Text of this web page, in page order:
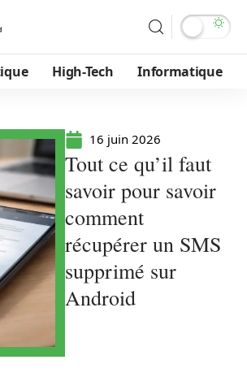
High-Tech Informatique
16 juin 2026
Tout ce qu’il faut
savoir pour savoir
comment
récupérer un SMS
supprimé sur
Android